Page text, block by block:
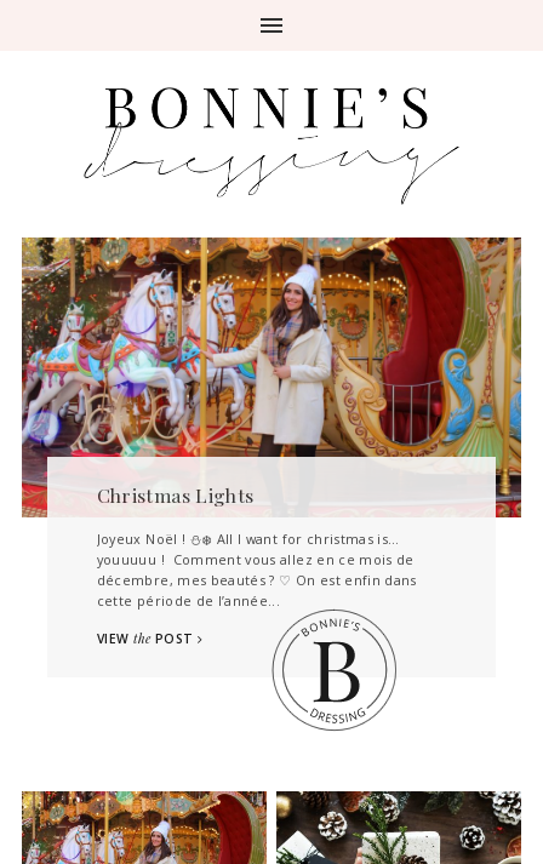
Christmas Lights
Joyeux Noël ! ⛄❄️ All I want for christmas is…
youuuuu ! Comment vous allez en ce mois de
décembre, mes beautés ? ♡ On est enfin dans
cette période de l’année...
VIEWthePOST